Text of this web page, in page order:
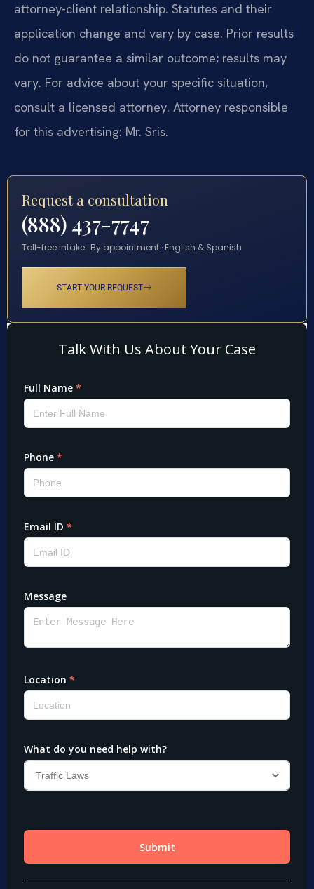
attorney-client relationship. Statutes and their
application change and vary by case. Prior results
do not guarantee a similar outcome; results may
vary. For advice about your specific situation,
consult a licensed attorney. Attorney responsible
for this advertising: Mr. Sris.
Request a consultation
(888) 437-7747
Toll-free intake · By appointment · English & Spanish
START YOUR REQUEST